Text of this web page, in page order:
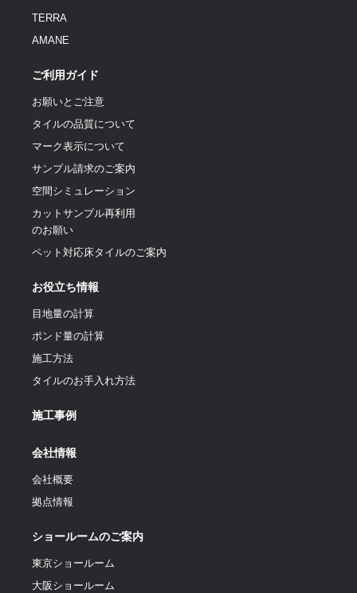
TERRA
AMANE
ご利用ガイド
お願いとご注意
タイルの品質について
マーク表示について
サンプル請求のご案内
空間シミュレーション
カットサンプル再利用
のお願い
ペット対応床タイルのご案内
お役立ち情報
目地量の計算
ポンド量の計算
施工方法
タイルのお手入れ方法
施工事例
会社情報
会社概要
拠点情報
ショールームのご案内
東京ショールーム
大阪ショールーム